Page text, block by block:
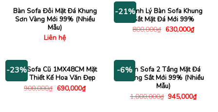
Bàn Sofa Đôi Mặt Đá Khung
Sơn Vàng Mới 99% (Nhiều
Mẫu)
Liên hệ
-21%
Thanh Lý Bàn Sofa Khung
Sắt Mặt Đá Mới 99%
800,000₫ Giá
630,000₫Giá
hiện
-23%
Bàn Sofa Cũ 1MX48CM Mặt
Kính Thiết Kế Hoa Văn Đẹp
900,000₫ Giá
690,000₫Giá
hiện
-6%Bàn Sofa 2 Tầng Mặt Đá
Khung Sắt Mới 99% (Nhiều
Mẫu)
1,000,000₫ Giá
945,000₫Giá
hiện